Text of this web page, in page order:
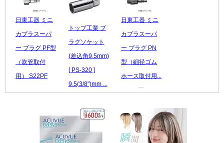
日東工器 ミニ
カプラスーパ
ー プラグ PF型
（吹管取付
用） S22PF
レビュー数：0
トップ工業 プ
ラグソケット
(差込角9.5mm)
[ PS-320 ]
9.5(3/8")mm ...
レビュー数：0
日東工器 ミニ
カプラスーパ
ー プラグ PN
型（細径ゴム
ホース取付用...